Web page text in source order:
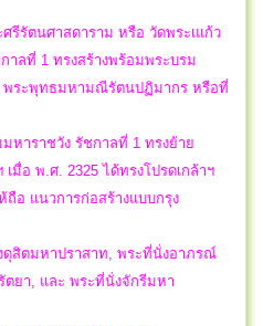
รีรัตนศาสดาราม หรือ วัดพระเแก้ว
าลที่ 1 ทรงสร้างพร้อมพระบรม
พระพุทธมหามณีรัตนปฏิมากร หรือที่
หาราชวัง รัชกาลที่ 1 ทรงย้าย
มื่อ พ.ศ. 2325 ได้ทรงโปรดเกล้าฯ
ถือ แนวการก่อสร้างแบบกรุง
สิตมหาปราสาท, พระที่นั่งอาภรณ์
ยา, และ พระที่นั่งจักรีมหา